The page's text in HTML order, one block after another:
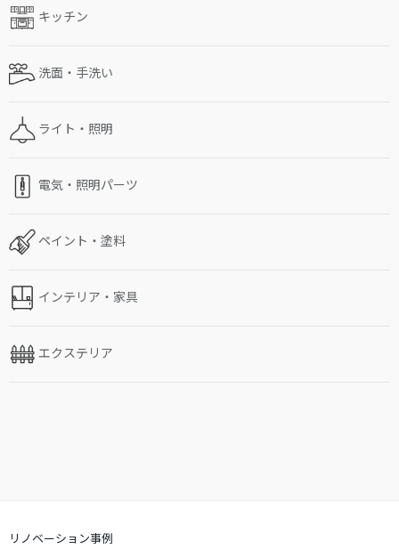
キッチン
洗面・手洗い
ライト・照明
電気・照明パーツ
ペイント・塗料
インテリア・家具
エクステリア
リノベーション事例